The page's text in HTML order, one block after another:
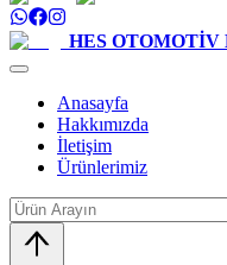
HES OTOMOTİV
Anasayfa
Hakkımızda
İletişim
Ürünlerimiz